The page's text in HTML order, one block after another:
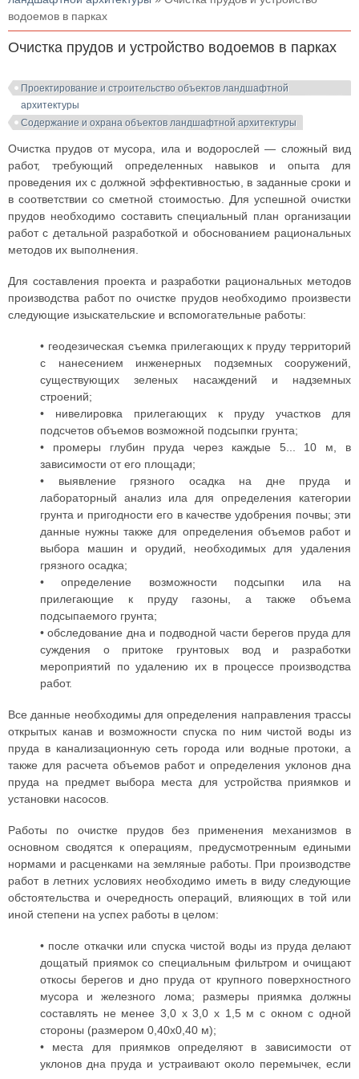
водоемов в парках
Очистка прудов и устройство водоемов в парках
Проектирование и строительство объектов ландшафтной
архитектуры
Содержание и охрана объектов ландшафтной архитектуры
Очистка прудов от мусора, ила и водорослей — сложный вид
работ, требующий определенных навыков и опыта для
проведения их с должной эффективностью, в заданные сроки и
в соответствии со сметной стоимостью. Для успешной очистки
прудов необходимо составить специальный план организации
работ с детальной разработкой и обоснованием рациональных
методов их выполнения.
Для составления проекта и разработки рациональных методов
производства работ по очистке прудов необходимо произвести
следующие изыскательские и вспомогательные работы:
• геодезическая съемка прилегающих к пруду территорий
с нанесением инженерных подземных сооружений,
существующих зеленых насаждений и надземных
строений;
• нивелировка прилегающих к пруду участков для
подсчетов объемов возможной подсыпки грунта;
• промеры глубин пруда через каждые 5... 10 м, в
зависимости от его площади;
• выявление грязного осадка на дне пруда и
лабораторный анализ ила для определения категории
грунта и пригодности его в качестве удобрения почвы; эти
данные нужны также для определения объемов работ и
выбора машин и орудий, необходимых для удаления
грязного осадка;
• определение возможности подсыпки ила на
прилегающие к пруду газоны, а также объема
подсыпаемого грунта;
• обследование дна и подводной части берегов пруда для
суждения о притоке грунтовых вод и разработки
мероприятий по удалению их в процессе производства
работ.
Все данные необходимы для определения направления трассы
открытых канав и возможности спуска по ним чистой воды из
пруда в канализационную сеть города или водные протоки, а
также для расчета объемов работ и определения уклонов дна
пруда на предмет выбора места для устройства приямков и
установки насосов.
Работы по очистке прудов без применения механизмов в
основном сводятся к операциям, предусмотренным едиными
нормами и расценками на земляные работы. При производстве
работ в летних условиях необходимо иметь в виду следующие
обстоятельства и очередность операций, влияющих в той или
иной степени на успех работы в целом:
• после откачки или спуска чистой воды из пруда делают
дощатый приямок со специальным фильтром и очищают
откосы берегов и дно пруда от крупного поверхностного
мусора и железного лома; размеры приямка должны
составлять не менее 3,0 х 3,0 х 1,5 м с окном с одной
стороны (размером 0,40x0,40 м);
• места для приямков определяют в зависимости от
уклонов дна пруда и устраивают около перемычек, если